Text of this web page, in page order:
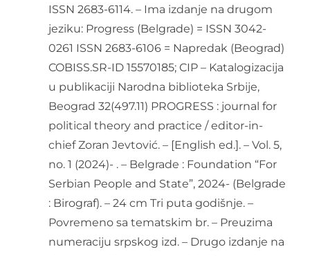
ISSN 2683-6114. – Ima izdanje na drugom
jeziku: Progress (Belgrade) = ISSN 3042-
0261 ISSN 2683-6106 = Napredak (Beograd)
COBISS.SR-ID 15570185; CIP – Katalogizacija
u publikaciji Narodna biblioteka Srbije,
Beograd 32(497.11) PROGRESS : journal for
political theory and practice / editor-in-
chief Zoran Jevtović. – [English ed.]. – Vol. 5,
no. 1 (2024)- . – Belgrade : Foundation “For
Serbian People and State”, 2024- (Belgrade
: Birograf). – 24 cm Tri puta godišnje. –
Povremeno sa tematskim br. – Preuzima
numeraciju srpskog izd. – Drugo izdanje na